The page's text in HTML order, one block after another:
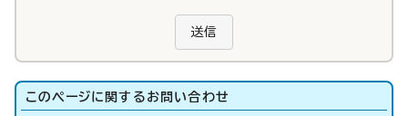
送信
このページに関する お問い合わせ